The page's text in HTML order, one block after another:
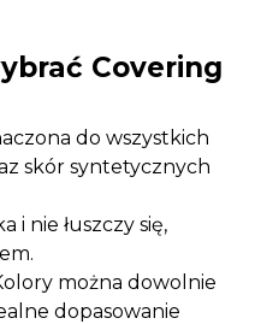
Covering
do wszystkich
skór syntetycznych
i nie łuszczy się,
można dowolnie
dopasowanie